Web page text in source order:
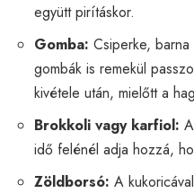
együtt pirításkor.
Gomba: Csiperke,
gombák is remekül
kivétele után, mielőtt a
Brokkoli vagy karfiol:
idő felénél adja hozzá,
Zöldborsó: A